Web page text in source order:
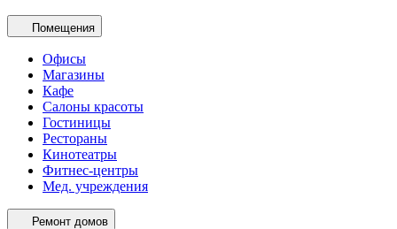
Помещения
Офисы
Магазины
Кафе
Салоны красоты
Гостиницы
Рестораны
Кинотеатры
Фитнес-центры
Мед. учреждения
Ремонт домов